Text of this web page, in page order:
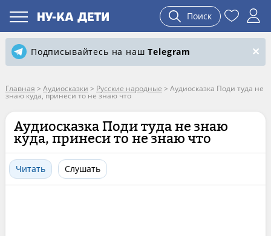
Поиск
Подписывайтесь на нашTelegram
Главная > Аудиосказки > Русские народные > Аудиосказка Поди туда не
знаю куда, принеси то не знаю что
Аудиосказка Поди туда не знаю
куда, принеси то не знаю что
Читать Слушать